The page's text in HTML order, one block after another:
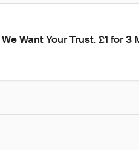
Want Your Trust. £1 for 3